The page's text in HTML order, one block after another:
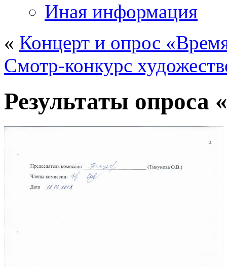
Иная информация
« Концерт и опрос
Смотр-конкурс
Результаты опроса